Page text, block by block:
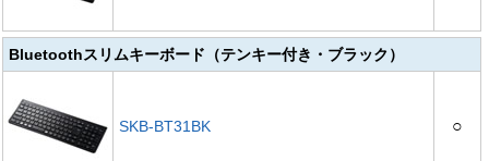
Bluetoothスリムキーボード（テンキー付き・ブラック）
SKB-BT31BK ○